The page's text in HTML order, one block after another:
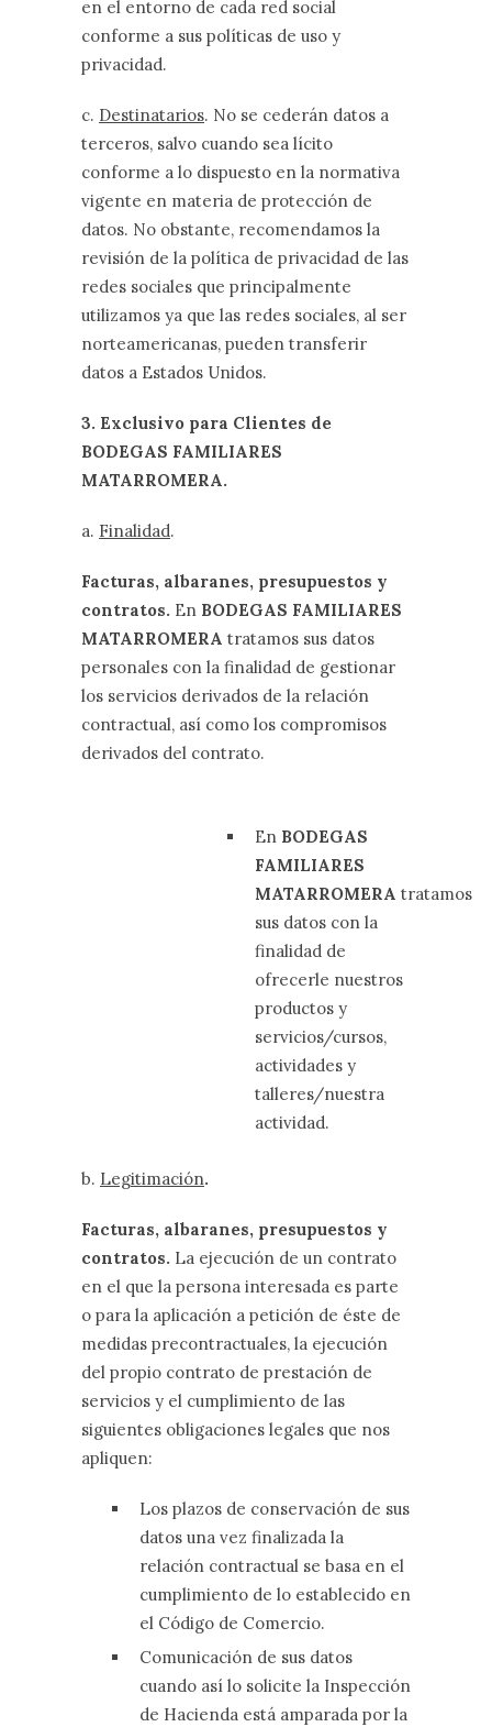
en el entorno de cada red social
conforme a sus políticas de uso y
privacidad.
c. Destinatarios. No se cederán datos a
terceros, salvo cuando sea lícito
conforme a lo dispuesto en la normativa
vigente en materia de protección de
datos. No obstante, recomendamos la
revisión de la política de privacidad de las
redes sociales que principalmente
utilizamos ya que las redes sociales, al ser
norteamericanas, pueden transferir
datos a Estados Unidos.
3. Exclusivo para Clientes de
BODEGAS FAMILIARES
MATARROMERA.
a. Finalidad.
Facturas, albaranes, presupuestos y
contratos. En BODEGAS FAMILIARES
MATARROMERA tratamos sus datos
personales con la finalidad de gestionar
los servicios derivados de la relación
contractual, así como los compromisos
derivados del contrato.
EnBODEGAS
FAMILIARES
MATARROMERA tratamos
sus datos con la
finalidad de
ofrecerle nuestros
productos y
servicios/cursos,
actividades y
talleres/nuestra
actividad.
b. Legitimación.
Facturas, albaranes, presupuestos y
contratos. La ejecución de un contrato
en el que la persona interesada es parte
o para la aplicación a petición de éste de
medidas precontractuales, la ejecución
del propio contrato de prestación de
servicios y el cumplimiento de las
siguientes obligaciones legales que nos
apliquen:
Los plazos de conservación de sus
datos una vez finalizada la
relación contractual se basa en el
cumplimiento de lo establecido en
el Código de Comercio.
Comunicación de sus datos
cuando así lo solicite la Inspección
de Hacienda está amparada por la